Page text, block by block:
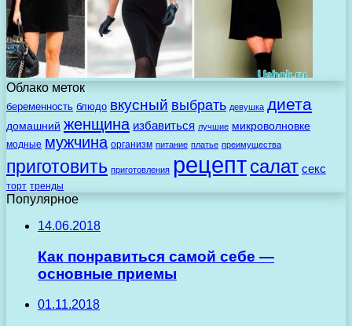
Облако меток
беременность блюдо вкусный выбрать девушка диета
домашний женщина избавиться лучшие микроволновке
модные мужчина организм питание платье преимущества
приготовить приготовления рецептсалат секс
торт тренды
Популярное
14.06.2018
Как понравиться самой себе —
основные приемы
01.11.2018